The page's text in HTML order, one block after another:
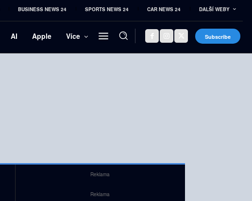
BUSINESS NEWS 24 SPORTS NEWS 24 CAR NEWS 24 DALŠÍ WEBY
AI Apple Více Subscribe
Reklama
Reklama